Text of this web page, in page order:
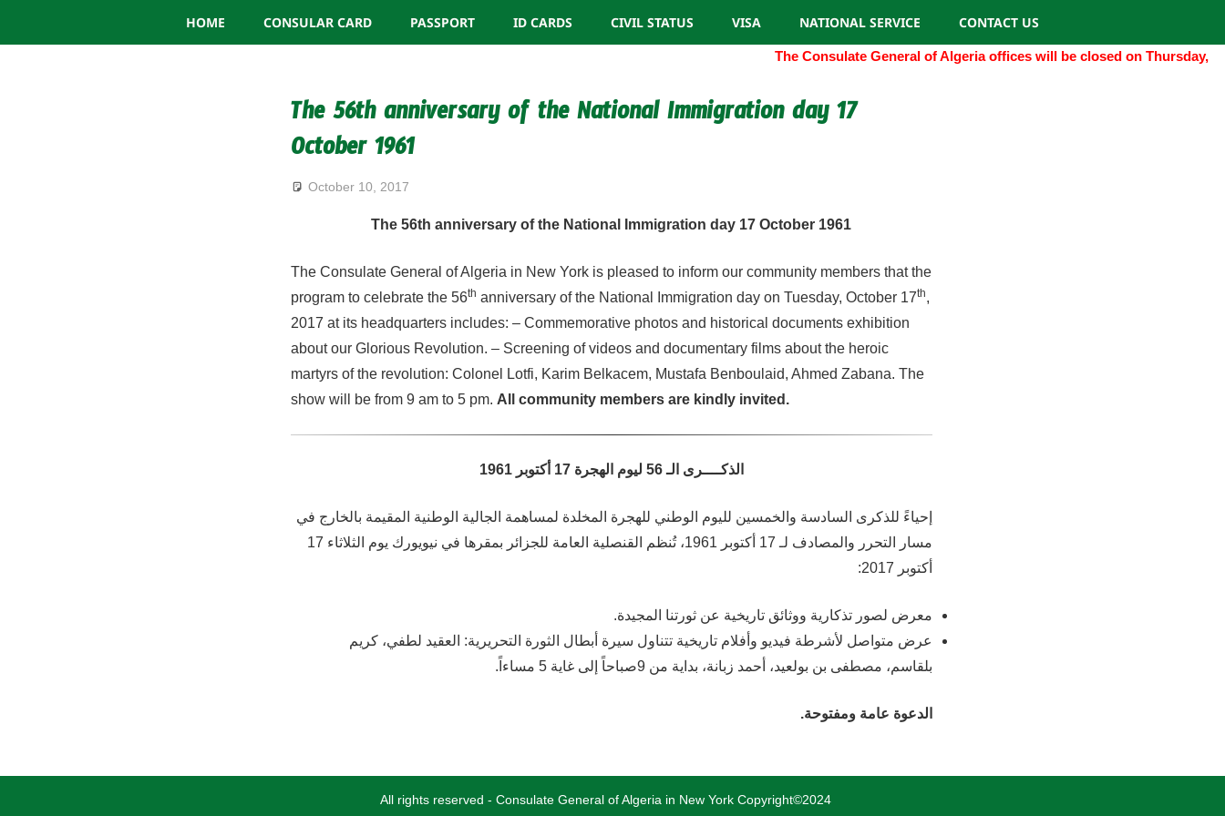
HOME CONSULAR CARD PASSPORT ID CARDS CIVIL STATUS VISA NATIONAL SERVICE CONTACT US
The Consulate General of Algeria offices will be closed on Thursday,
The 56th anniversary of the National Immigration day 17
October 1961
October 10, 2017
The 56th anniversary of the National Immigration day 17 October 1961
The Consulate General of Algeria in New York is pleased to inform our community members that the
program to celebrate the 56th anniversary of the National Immigration day on Tuesday, October 17th,
2017 at its headquarters includes: – Commemorative photos and historical documents exhibition
about our Glorious Revolution. – Screening of videos and documentary films about the heroic
martyrs of the revolution: Colonel Lotfi, Karim Belkacem, Mustafa Benboulaid, Ahmed Zabana. The
show will be from 9 am to 5 pm. All community members are kindly invited.
الذكــــرى الـ56 ليوم الهجرة17 أكتوبر 1961
إحياءً للذكرى السادسة والخمسين لليوم الوطني للهجرة المخلدة لمساهمة الجالية الوطنية المقيمة بالخارج في
مسار التحرر والمصادف لـ 17 أكتوبر 1961، تُنظم القنصلية العامة للجزائر بمقرها في نيويورك يوم الثلاثاء 17
أكتوبر 2017:
معرض لصور تذكارية ووثائق تاريخية عن ثورتنا المجيدة.
عرض متواصل لأشرطة فيديو وأفلام تاريخية تتناول سيرة أبطال الثورة التحريرية: العقيد لطفي، كريم
بلقاسم، مصطفى بن بولعيد، أحمد زبانة، بداية من 9صباحاً إلى غاية 5 مساءاً.
الدعوة عامة ومفتوحة.
All rights reserved - Consulate General of Algeria in New York Copyright©2024